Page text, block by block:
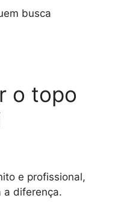
busca
o topo
e profissional,
a diferença.